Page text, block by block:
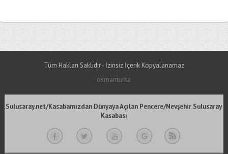
Tüm Hakları Saklıdır - İzinsiz İçerik Kopyalanamaz
osmanturka
Sulusaray.net/Kasabamızdan Dünyaya Açılan Pencere/Nevşehir Sulusaray
Kasabası